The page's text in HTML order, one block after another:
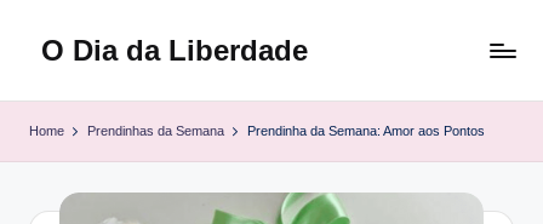
O Dia da Liberdade
Home Prendinhas da Semana Prendinha da Semana: Amor aos Pontos